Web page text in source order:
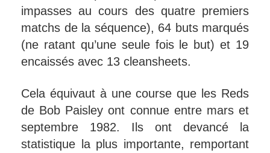
impasses au cours des quatre premiers
matchs de la séquence), 64 buts marqués
(ne ratant qu’une seule fois le but) et 19
encaissés avec 13 cleansheets.
Cela équivaut à une course que les Reds
de Bob Paisley ont connue entre mars et
septembre 1982. Ils ont devancé la
statistique la plus importante, remportant